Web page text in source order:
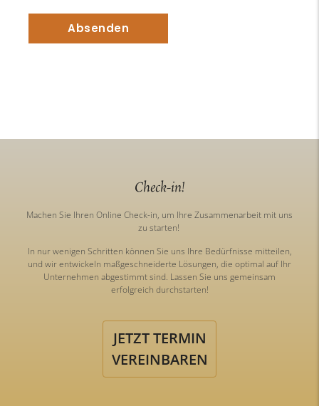
Check-in!
Machen Sie Ihren Online Check-in, um Ihre Zusammenarbeit mit uns
zu starten!
In nur wenigen Schritten können Sie uns Ihre Bedürfnisse mitteilen,
und wir entwickeln maßgeschneiderte Lösungen, die optimal auf Ihr
Unternehmen abgestimmt sind. Lassen Sie uns gemeinsam
erfolgreich durchstarten!
JETZT TERMIN
VEREINBAREN